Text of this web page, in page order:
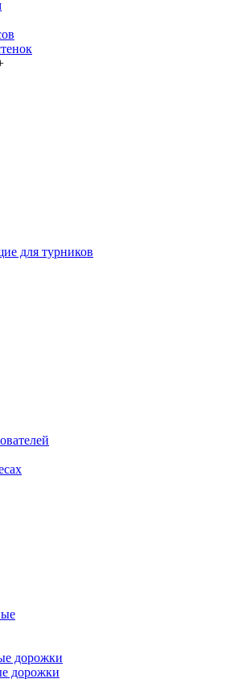
для турников
дорожки
дорожки